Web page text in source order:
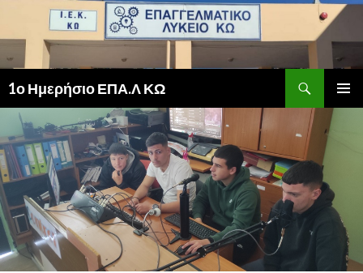
1ο Ημερήσιο ΕΠΑ.Λ ΚΩ
ΚΎΡΙΟ
ΜΕΝΟΎ
ΣΕ
ΠΕΡΙΕΧΌΜΕΝΟ